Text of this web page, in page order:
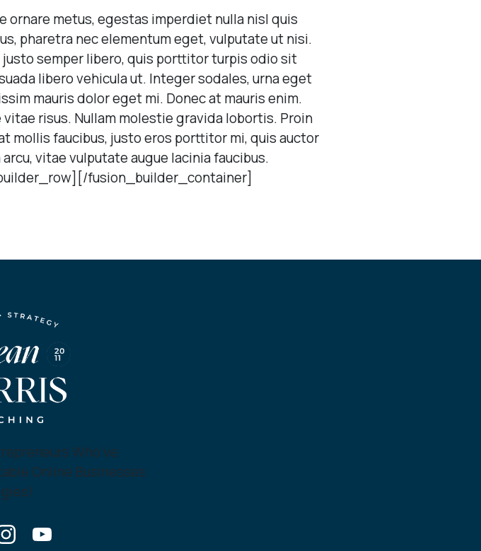
ornare metus, egestas imperdiet nulla nisl quis
pharetra nec elementum eget, vulputate ut nisi.
justo semper libero, quis porttitor turpis odio sit
libero vehicula ut. Integer sodales, urna eget
mauris dolor eget mi. Donec at mauris enim.
risus. Nullam molestie gravida lobortis. Proin
mollis faucibus, justo eros porttitor mi, quis auctor
vitae vulputate augue lacinia faucibus.
fusion_builder_container]
Who’ve
Online Businesses